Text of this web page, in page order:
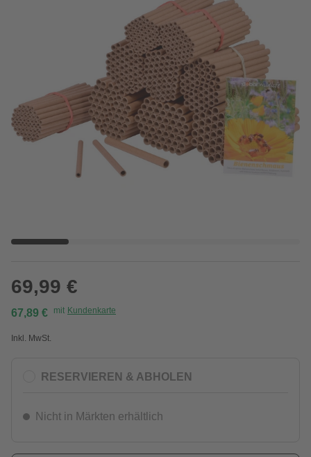
69,99 €
67,89 € mit Kundenkarte
Inkl. MwSt.
RESERVIEREN & ABHOLEN
Nicht in Märkten erhältlich